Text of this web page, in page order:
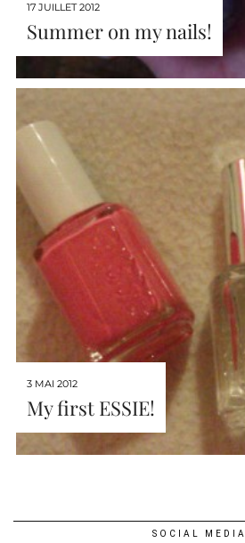
17 JUILLET 2012
Summer on my nails!
3 MAI 2012
My first ESSIE!
SOCIAL MEDIA